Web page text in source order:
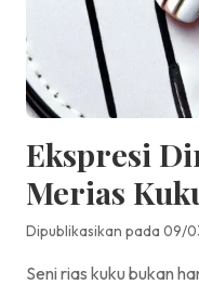
Ekspresi
Merias
Dipublikasikan pada 09/
Seni rias kuku bukan